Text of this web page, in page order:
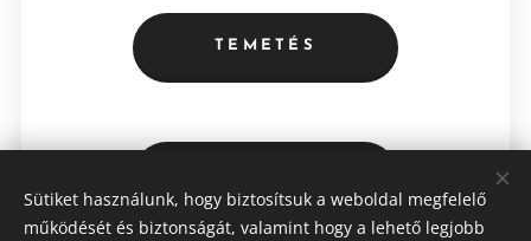
TEMETÉS
Sütiket használunk, hogy biztosítsuk a weboldal megfelelő
működését és biztonságát, valamint hogy a lehető legjobb